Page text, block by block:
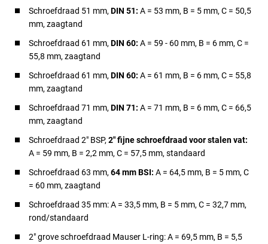
Schroefdraad 51 mm, DIN 51: A = 53 mm, B = 5 mm, C = 50,5
mm, zaagtand
Schroefdraad 61 mm, DIN 60: A = 59 - 60 mm, B = 6 mm, C =
55,8 mm, zaagtand
Schroefdraad 61 mm, DIN 60: A = 61 mm, B = 6 mm, C = 55,8
mm, zaagtand
Schroefdraad 71 mm, DIN 71: A = 71 mm, B = 6 mm, C = 66,5
mm, zaagtand
Schroefdraad 2" BSP, 2" fijne schroefdraad voor stalen vat:
A = 59 mm, B = 2,2 mm, C = 57,5 mm, standaard
Schroefdraad 63 mm, 64 mm BSI: A = 64,5 mm, B = 5 mm, C
= 60 mm, zaagtand
Schroefdraad 35 mm: A = 33,5 mm, B = 5 mm, C = 32,7 mm,
rond/standaard
2" grove schroefdraad Mauser L-ring: A = 69,5 mm, B = 5,5